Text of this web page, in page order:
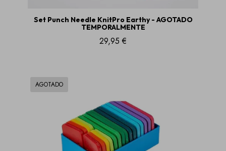
Set Punch Needle KnitPro Earthy - AGOTADO
TEMPORALMENTE
29,95 €
AGOTADO